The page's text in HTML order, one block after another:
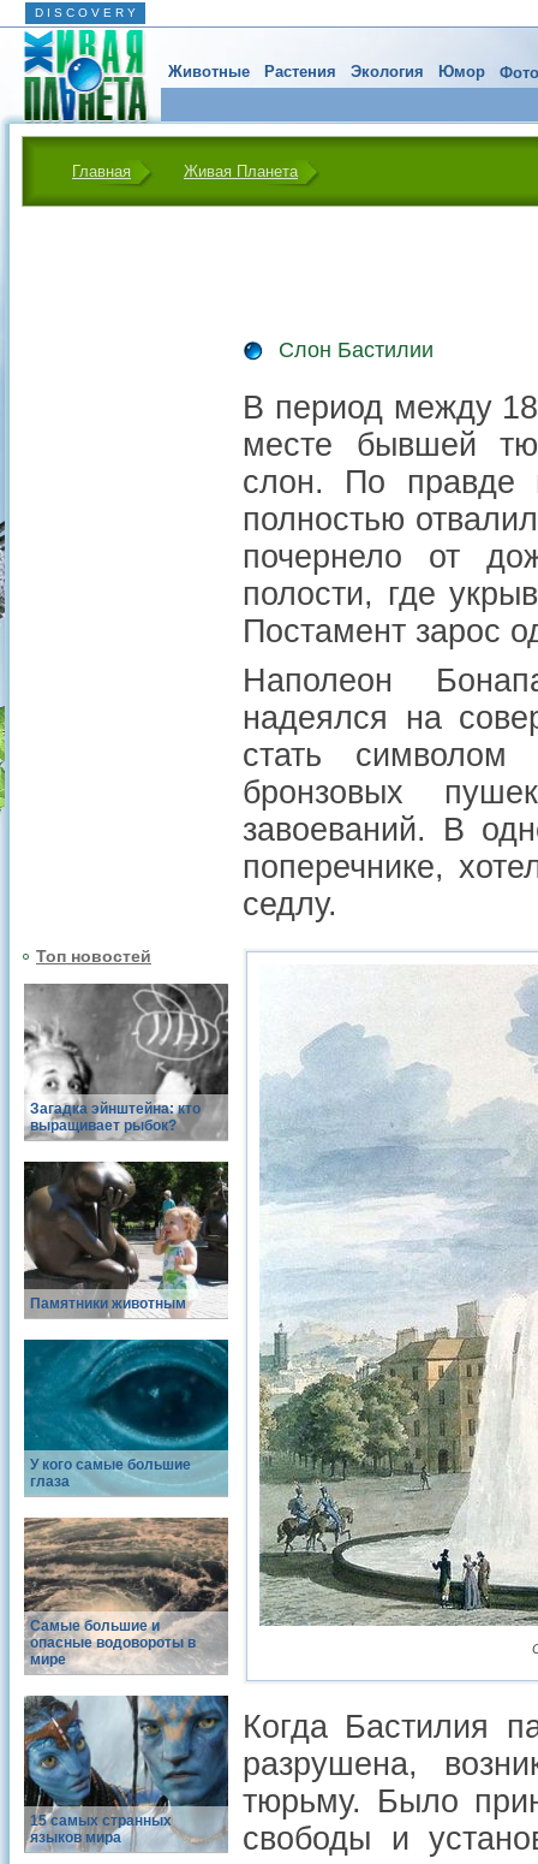
D I S C O V E R Y
Животные Растения Экология Юмор
Главная Живая Планета
Топ новостей
Загадка эйнштейна: кто
выращивает рыбок?
Памятники животным
У кого самые большие
глаза
Самые большие и
опасные водовороты в
мире
15 самых странных
языков мира
Слон Бастилии
В период между
месте бывшей
слон. По правде
полностью
почернело от
полости, где
Постамент зарос
Наполеон
надеялся на
стать
бронзовых
завоеваний. В
поперечнике,
седлу.
Когда Бастилия
разрушена,
тюрьму. Было
свободы и